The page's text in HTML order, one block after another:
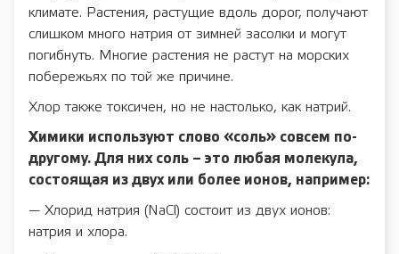
климате. Растения, растущие вдоль дорог, получают
слишком много натрия от зимней засолки и могут
погибнуть. Многие растения не растут на морских
побережьях по той же причине.
Хлор также токсичен, но не настолько, как натрий.
Химики используют слово «соль» совсем по-
другому. Для них соль – это любая молекула,
состоящая из двух или более ионов, например:
— Хлорид натрия (NaCl) состоит из двух ионов:
натрия и хлора.